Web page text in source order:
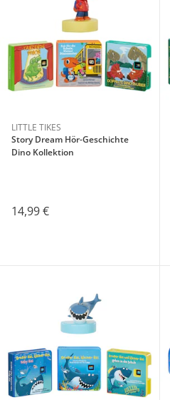
LITTLE TIKES
Story Dream Hör-Geschichte
Dino Kollektion
14,99 €